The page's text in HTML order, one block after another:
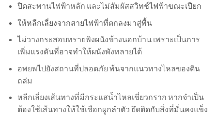
ปิดสะพานไฟฟ้าหลัก และไม่สัมผัสสวิทช์ไฟฟ้าขณะเปียก
ให้หลีกเลี่ยงจากสายไฟฟ้าที่ตกลงมาสู่พื้น
ไม่วางกระสอบทรายพิงผนังข้างนอกบ้าน เพราะเป็นการ
เพิ่มแรงดันที่อาจทำให้ผนังพังทลายได้
อพยพไปยังสถานที่ปลอดภัย พ้นจากแนวทางไหลของดิน
ถล่ม
หลีกเลี่ยงเส้นทางที่มีกระแสน้ำไหลเชี่ยวกราก หากจำเป็น
ต้องใช้เส้นทางให้ใช้เชือกผูกลำตัว ยึดติดกับสิ่งที่มั่นคงแข็ง